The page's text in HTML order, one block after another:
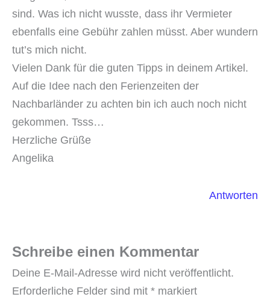
sind. Was ich nicht wusste, dass ihr Vermieter
ebenfalls eine Gebühr zahlen müsst. Aber wundern
tut’s mich nicht.
Vielen Dank für die guten Tipps in deinem Artikel.
Auf die Idee nach den Ferienzeiten der
Nachbarländer zu achten bin ich auch noch nicht
gekommen. Tsss…
Herzliche Grüße
Angelika
Antworten
Schreibe einen Kommentar
Deine E-Mail-Adresse wird nicht veröffentlicht.
Erforderliche Felder sind mit * markiert